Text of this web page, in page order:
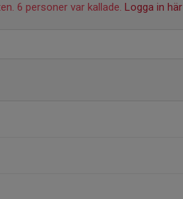
6 personer var kallade. Logga in här